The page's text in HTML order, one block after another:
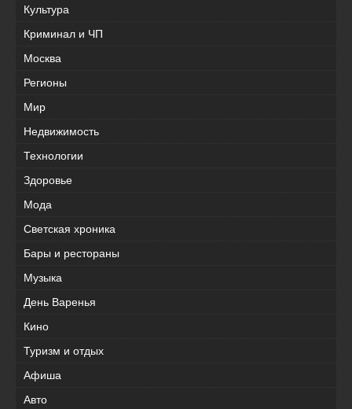
Культура
Криминал и ЧП
Москва
Регионы
Мир
Недвижимость
Технологии
Здоровье
Мода
Светская хроника
Бары и рестораны
Музыка
День Варенья
Кино
Туризм и отдых
Афиша
Авто